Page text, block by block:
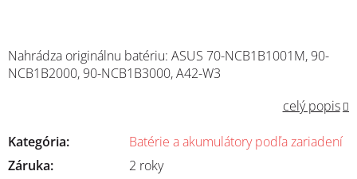
Nahrádza originálnu batériu: ASUS 70-NCB1B1001M, 90-
NCB1B2000, 90-NCB1B3000, A42-W3
celý popis
Kategória:
Batérie a akumulátory podľa zariadení
Záruka:
2 roky